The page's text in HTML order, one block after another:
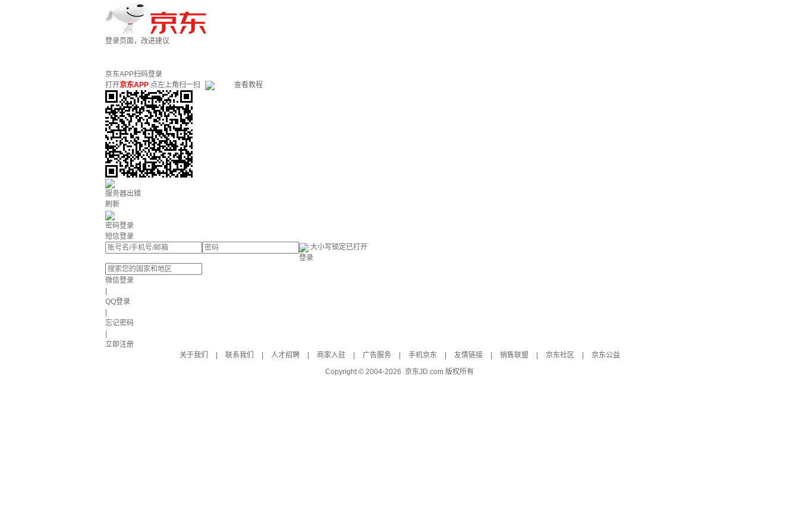
登录页面，改进建议
京东APP扫码登录
打开京东APP 点左上角扫一扫 查看教程
服务器出错
刷新
密码登录
短信登录
大小写锁定已打开
登录
微信登录
QQ登录
忘记密码
立即注册
关于我们
联系我们 人才招聘 商家入驻 广告服务 手机京东 友情链接 销售联盟 京东社区
京东公益
Copyright © 2004-2026 京东JD.com 版权所有